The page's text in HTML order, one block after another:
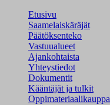
Etusivu
Saamelaiskäräjät
Päätöksenteko
Vastuualueet
Ajankohtaista
Yhteystiedot
Dokumentit
Kääntäjät ja tulkit
Oppimateriaalikauppa